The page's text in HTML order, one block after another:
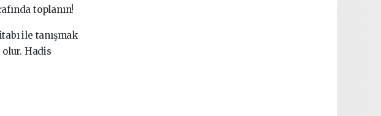
toplanın!
ile tanışmak
Hadis